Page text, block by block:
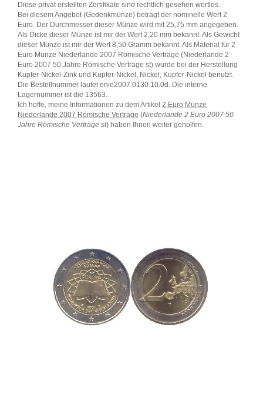
Diese privat erstellten Zertifikate sind rechtlich gesehen wertlos.
Bei diesem Angebot (Gedenkmünze) beträgt der nominelle Wert 2
Euro. Der Durchmesser dieser Münze wird mit 25,75 mm angegeben.
Als Dicke dieser Münze ist mir der Wert 2,20 mm bekannt. Als Gewicht
dieser Münze ist mir der Wert 8,50 Gramm bekannt. Als Material für 2
Euro Münze Niederlande 2007 Römische Verträge (Niederlande 2
Euro 2007 50 Jahre Römische Verträge st) wurde bei der Herstellung
Kupfer-Nickel-Zink und Kupfer-Nickel, Nickel, Kupfer-Nickel benutzt.
Die Bestellnummer lautet enie2007.0130.10.0d. Die interne
Lagernummer ist die 13563.
Ich hoffe, meine Informationen zu dem Artikel 2 Euro Münze
Niederlande 2007 Römische Verträge (Niederlande 2 Euro 2007 50
Jahre Römische Verträge st) haben Ihnen weiter geholfen.